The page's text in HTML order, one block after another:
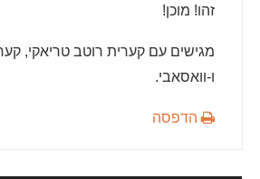
זהו! מוכן!
מגישים עם קערית רוטב טריאקי,
ו-וואסאבי.
הדפסה